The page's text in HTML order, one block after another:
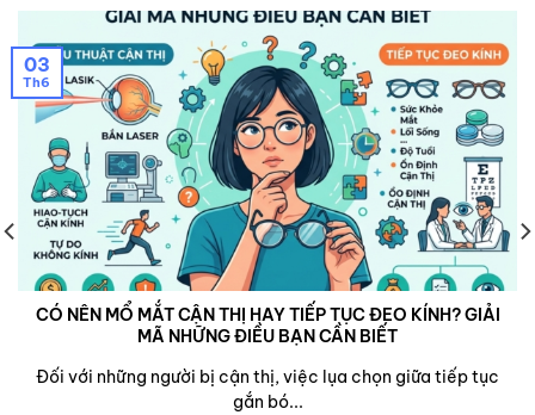
CÓ NÊN MỔ MẮT CẬN THỊ HAY TIẾP TỤC ĐEO KÍNH? GIẢI
MÃ NHỮNG ĐIỀU BẠN CẦN BIẾT
Đối với những người bị cận thị, việc lụa chọn giữa tiếp tục
gắn bó...
03
Th6